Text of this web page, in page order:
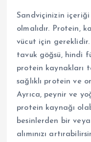
Sandviçinizin içeriği
olmalıdır. Protein,
vücut için
tavuk göğsü, hindi
protein kaynakları
sağlıklı protein ve
Ayrıca, peynir ve
protein kaynağı
besinlerden bir
alımınızı